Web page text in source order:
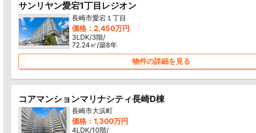
サンリヤン愛宕1丁目レジオン
長崎市愛宕１丁目
価格：2,450万円
3LDK/3階/
72.24㎡/築8年
物件の詳細を見る
コアマンションマリナシティ長崎D棟
長崎市大浜町
価格：1,300万円
4LDK/10階/